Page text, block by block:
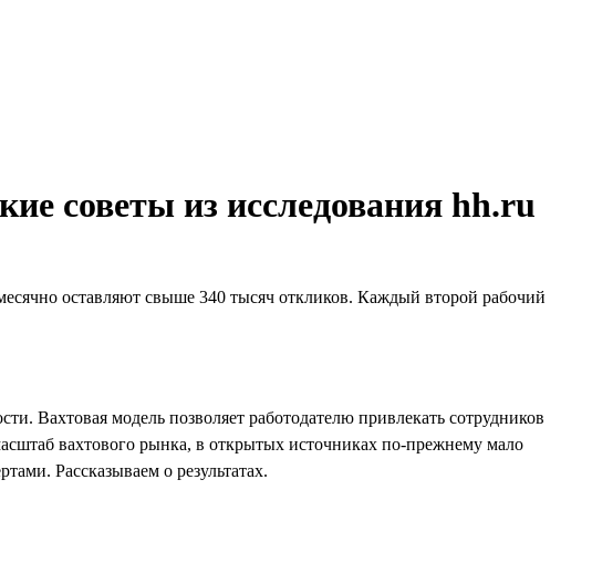
советы из исследования hh.ru
оставляют свыше 340 тысяч откликов. Каждый второй рабочий
Вахтовая модель позволяет работодателю привлекать сотрудников
вахтового рынка, в открытых источниках по-прежнему мало
Рассказываем о результатах.